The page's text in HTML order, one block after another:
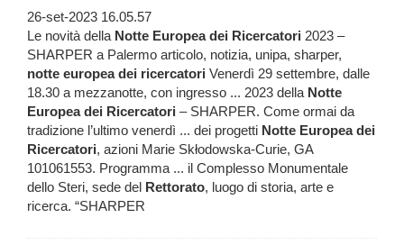
26-set-2023 16.05.57
Le novità della Notte Europea dei Ricercatori 2023 –
SHARPER a Palermo articolo, notizia, unipa, sharper,
notte europea dei ricercatori Venerdì 29 settembre, dalle
18.30 a mezzanotte, con ingresso ... 2023 della Notte
Europea dei Ricercatori – SHARPER. Come ormai da
tradizione l’ultimo venerdì ... dei progetti Notte Europea dei
Ricercatori, azioni Marie Skłodowska-Curie, GA
101061553. Programma ... il Complesso Monumentale
dello Steri, sede del Rettorato, luogo di storia, arte e
ricerca. “SHARPER